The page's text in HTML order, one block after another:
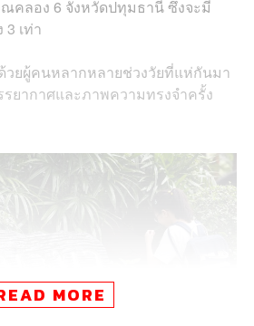
คลอง 6 จังหวัดปทุมธานี ซึ่งจะมี
เท่า
วยผู้คนหลากหลายช่วงวัยที่แห่กันมา
รยากาศและภาพความทรงจำครั้ง
MORE